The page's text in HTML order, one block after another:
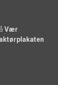
Vær